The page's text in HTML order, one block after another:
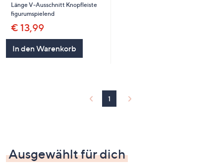
Länge V-Ausschnitt Knopfleiste
figurumspielend
€ 13,99
In den Warenkorb
1
Ausgewählt für dich